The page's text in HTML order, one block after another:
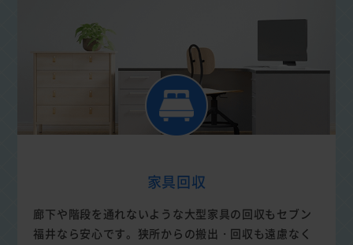
家具回収
廊下や階段を通れないような大型家具の回収もセブン
福井なら安心です。狭所からの搬出・回収も遠慮なく